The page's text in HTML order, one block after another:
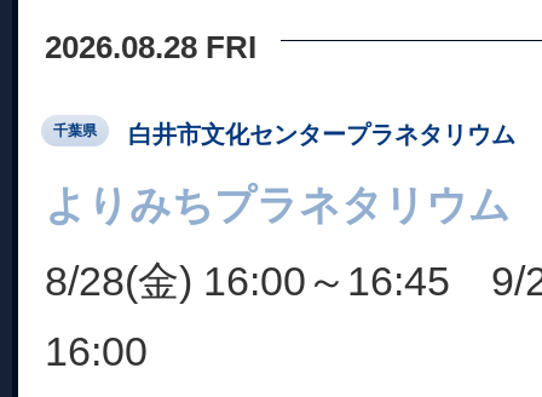
2026.08.28 FRI
千葉県 白井市文化センタープラネタリウム
よりみちプラネタリウム
8/28(金) 16:00～16:45 9/
16:00